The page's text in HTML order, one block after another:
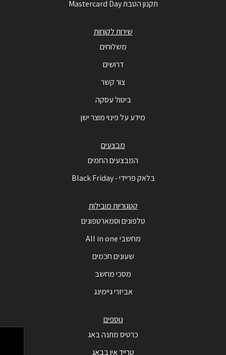
תקנון הטבת Mastercard Day
שירות לקוחות
משלוחים
דרושים
צור קשר
ביטול עסקה
מידע על פינוי מוצר ישן
מבצעים
המבצעים החמים
בלאק פריידי - Black Friday
קטגוריות מובילות
טלפונים וסמארטפונים
מחשבי All in one
שעונים חכמים
מסכי מחשב
אביזרי גיימינג
נוספים
כרטיס מתנה באג
טרייד אין בבאג